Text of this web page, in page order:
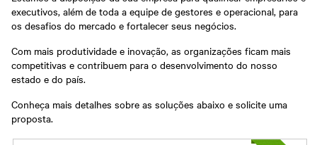
executivos, além de toda a equipe de gestores e operacional, para
os desafios do mercado e fortalecer seus negócios.
Com mais produtividade e inovação, as organizações ficam mais
competitivas e contribuem para o desenvolvimento do nosso
estado e do país.
Conheça mais detalhes sobre as soluções abaixo e solicite uma
proposta.